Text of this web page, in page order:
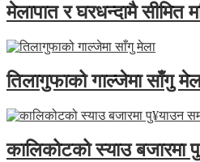
मेलापात र घरधन्दामै सीमित
तिलागुफाको गाल्जेमा साँगु
कालिकोटको स्याउ बजारमा